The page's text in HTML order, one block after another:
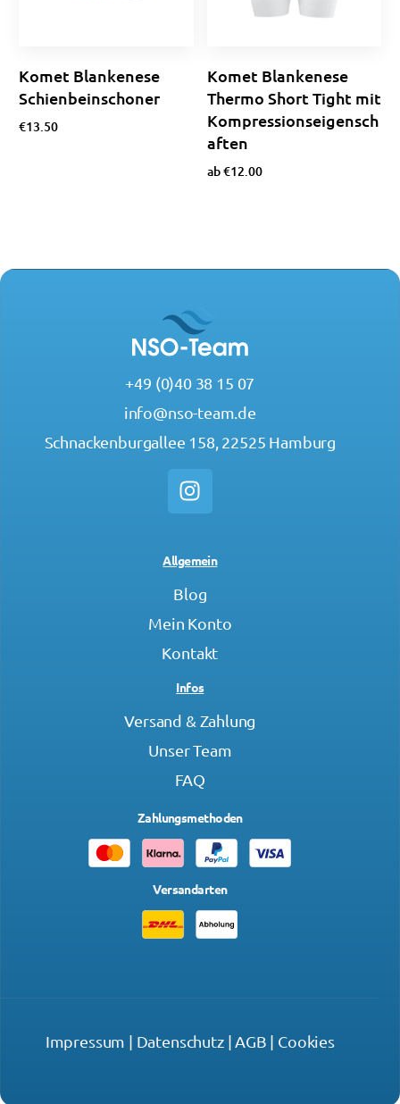
Komet Blankenese
Schienbeinschoner
€13.50
Komet Blankenese
Thermo Short Tight mit
Kompressionseigensch
aften
ab€12.00
+49 (0)40 38 15 07
info@nso-team.de
Schnackenburgallee 158, 22525 Hamburg
Allgemein
Blog
Mein Konto
Kontakt
Infos
Versand & Zahlung
Unser Team
FAQ
Zahlungsmethoden
Versandarten
Impressum | Datenschutz|AGB | Cookies